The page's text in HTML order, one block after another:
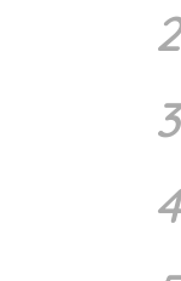
3